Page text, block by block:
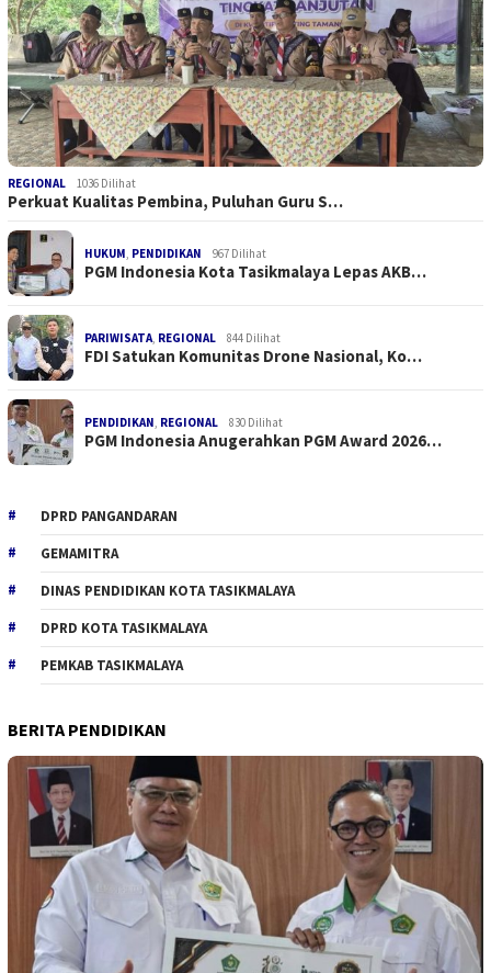
REGIONAL 1036 Dilihat
Perkuat Kualitas Pembina, Puluhan Guru S…
HUKUM, PENDIDIKAN 967 Dilihat
PGM Indonesia Kota Tasikmalaya Lepas AKB…
PARIWISATA, REGIONAL 844 Dilihat
FDI Satukan Komunitas Drone Nasional, Ko…
PENDIDIKAN, REGIONAL 830 Dilihat
PGM Indonesia Anugerahkan PGM Award 2026…
DPRD PANGANDARAN
GEMAMITRA
DINAS PENDIDIKAN KOTA TASIKMALAYA
DPRD KOTA TASIKMALAYA
PEMKAB TASIKMALAYA
BERITA PENDIDIKAN